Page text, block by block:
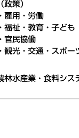
策）
雇用・労働
福祉・教育・子ども
官民協働
観光・交通・スポー
林水産業・食料シス